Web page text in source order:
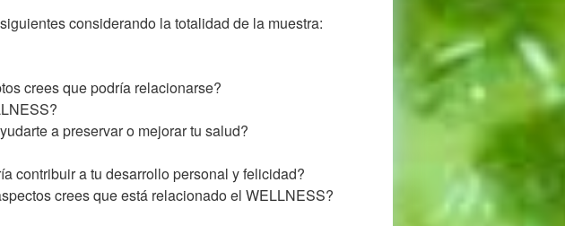
considerando la totalidad de la muestra:
crees que podría relacionarse?
a preservar o mejorar tu salud?
contribuir a tu desarrollo personal y felicidad?
crees que está relacionado el WELLNESS?